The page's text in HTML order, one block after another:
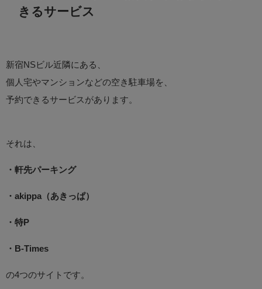
きるサービス
新宿NSビル近隣にある、
個人宅やマンションなどの空き駐車場を、
予約できるサービスがあります。
それは、
・軒先パーキング
・akippa（あきっぱ）
・特P
・B-Times
の4つのサイトです。